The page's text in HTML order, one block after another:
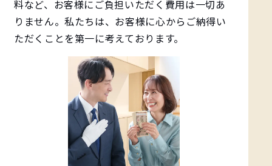
料など、お客様にご負担いただく費用は一切あ
りません。私たちは、お客様に心からご納得い
ただくことを第一に考えております。